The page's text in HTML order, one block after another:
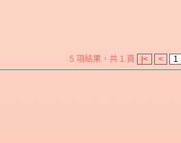
5 項結果，共 1 頁 |< < 1